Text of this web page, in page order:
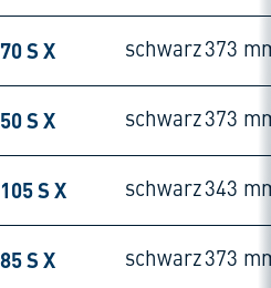
S X schwarz373
S X schwarz373
S X schwarz343
S X schwarz373